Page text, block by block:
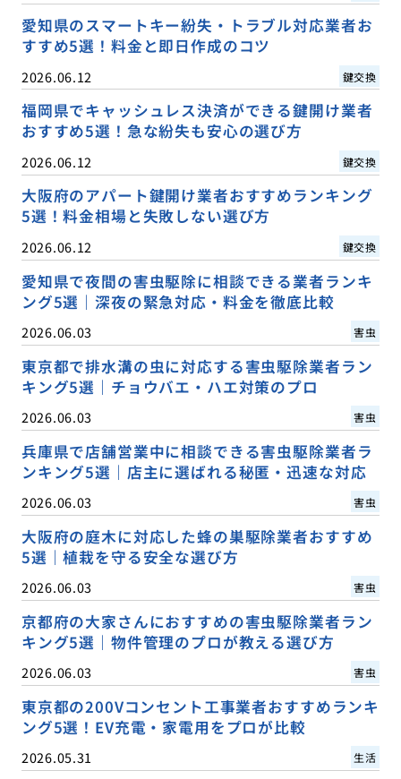
愛知県のスマートキー紛失・トラブル対応業者お
すすめ5選！料金と即日作成のコツ
2026.06.12 鍵交換
福岡県でキャッシュレス決済ができる鍵開け業者
おすすめ5選！急な紛失も安心の選び方
2026.06.12 鍵交換
大阪府のアパート鍵開け業者おすすめランキング
5選！料金相場と失敗しない選び方
2026.06.12 鍵交換
愛知県で夜間の害虫駆除に相談できる業者ランキ
ング5選｜深夜の緊急対応・料金を徹底比較
2026.06.03 害虫
東京都で排水溝の虫に対応する害虫駆除業者ラン
キング5選｜チョウバエ・ハエ対策のプロ
2026.06.03 害虫
兵庫県で店舗営業中に相談できる害虫駆除業者ラ
ンキング5選｜店主に選ばれる秘匿・迅速な対応
2026.06.03 害虫
大阪府の庭木に対応した蜂の巣駆除業者おすすめ
5選｜植栽を守る安全な選び方
2026.06.03 害虫
京都府の大家さんにおすすめの害虫駆除業者ラン
キング5選｜物件管理のプロが教える選び方
2026.06.03 害虫
東京都の200Vコンセント工事業者おすすめランキ
ング5選！EV充電・家電用をプロが比較
2026.05.31 生活